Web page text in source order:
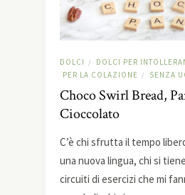
DOLCI / DOLCI PER
PER LA COLAZIONE / SENZA
Choco Swirl Bread,
Cioccolato
C’è chi sfrutta il tempo
una nuova lingua, chi si
circuiti di esercizi che mi